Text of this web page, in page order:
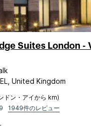
Suites London -
United Kingdom
ドン・アイから km)
1949件のレビュー